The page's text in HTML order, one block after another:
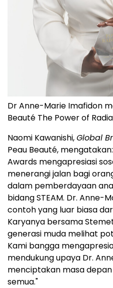
Dr Anne-Marie Imafidon
Beauté The Power of
Naomi Kawanishi,Global
Peau Beauté,
Awards mengapresiasi
menerangi jalan bagi
dalam pemberdayaan
bidang STEAM. Dr. Anne-
contoh yang luar biasa
Karyanya bersama
generasi muda melihat
Kami bangga
mendukung upaya Dr.
menciptakan masa
semua."